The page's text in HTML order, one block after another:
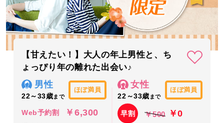
【甘えたい！】大人の年上男性と、ち
ょっぴり年の離れた出会い♪
男性
22～33歳まで
ほぼ満員
Web予約割 ￥6,300
女性
22～33歳 まで
ほぼ満員
早割 ￥500 ￥0